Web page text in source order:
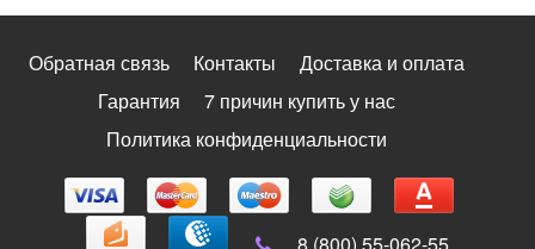
Обратная связь Контакты
Доставка и оплата
Гарантия
7 причин купить у нас
Политика конфиденциальности